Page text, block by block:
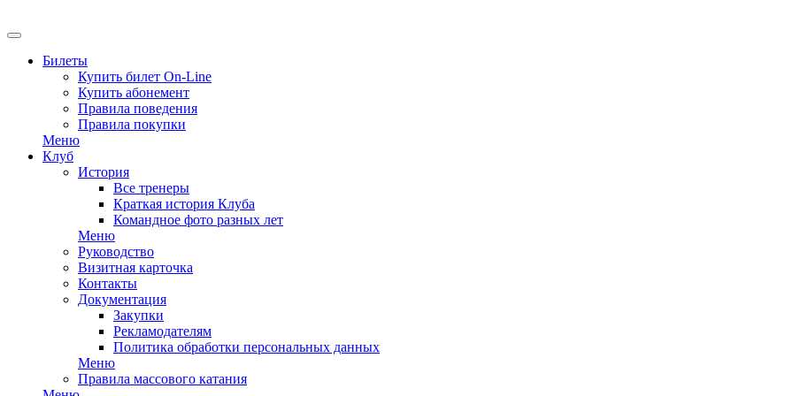
Билеты
Купить билет On-Line
Купить абонемент
Правила поведения
Правила покупки
Меню
Клуб
История
Все тренеры
Краткая история Клуба
Командное фото разных лет
Меню
Руководство
Визитная карточка
Контакты
Документация
Закупки
Рекламодателям
Политика обработки персональных данных
Меню
Правила массового катания